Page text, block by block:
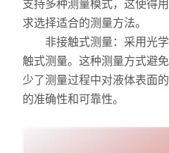
电化学工作站
X荧光光谱XRF能量色散型
分析仪器-光谱
支持多种测量模式，这使得
求选择适合的测量方法。
非接触式测量：采用光学
触式测量。这种测量方式避
少了测量过程中对液体表面
的准确性和可靠性。